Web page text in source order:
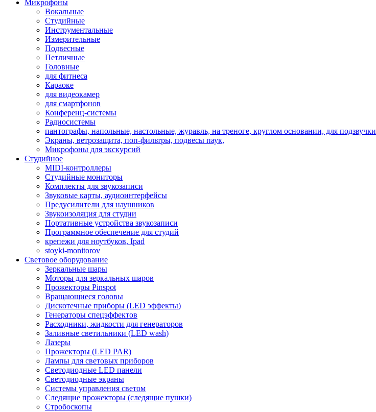
Микрофоны
Вокальные
Студийные
Инструментальные
Измерительные
Подвесные
Петличные
Головные
для фитнеса
Караоке
для видеокамер
для смартфонов
Конференц-системы
Радиосистемы
пантографы, напольные, настольные, журавль, на треноге, круглом основании, для подзвучки
Экраны, ветрозащита, поп-фильтры, подвесы паук,
Микрофоны для экскурсий
Студийное
MIDI-контроллеры
Студийные мониторы
Комплекты для звукозаписи
Звуковые карты, аудиоинтерфейсы
Предусилители для наушников
Звукоизоляция для студии
Портативные устройства звукозаписи
Программное обеспечение для студий
крепежи для ноутбуков, Ipad
stoyki-monitorov
Световое оборудование
Зеркальные шары
Моторы для зеркальных шаров
Прожекторы Pinspot
Вращающиеся головы
Дискотечные приборы (LED эффекты)
Генераторы спецэффектов
Расходники, жидкости для генераторов
Заливные светильники (LED wash)
Лазеры
Прожекторы (LED PAR)
Лампы для световых приборов
Светодиодные LED панели
Светодиодные экраны
Системы управления светом
Следящие прожекторы (следящие пушки)
Стробоскопы